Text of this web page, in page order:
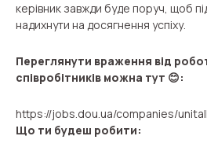
Voice greeting
Integration
Extended support package
Viber-mailings
керівник завжди буде поруч, щоб
надихнути на досягнення успіху.
Переглянути враження від
співробітників можна тут 😊:
https://jobs.dou.ua/companies/
Що ти будеш робити: